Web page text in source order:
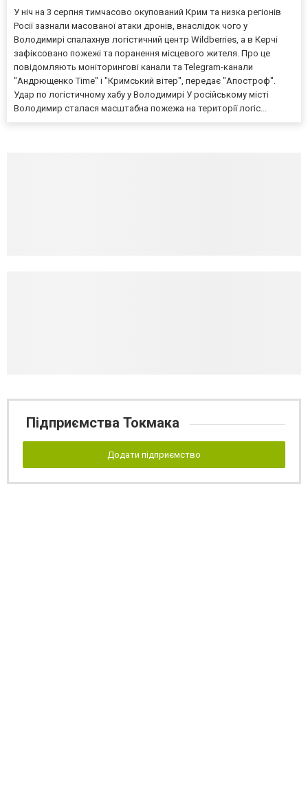
У ніч на 3 серпня тимчасово окупований Крим та низка регіонів
Росії зазнали масованої атаки дронів, внаслідок чого у
Володимирі спалахнув логістичний центр Wildberries, а в Керчі
зафіксовано пожежі та поранення місцевого жителя. Про це
повідомляють моніторингові канали та Telegram-канали
"Андрющенко Time" і "Кримський вітер", передає "Апостроф".
Удар по логістичному хабу у Володимирі У російському місті
Володимир сталася масштабна пожежа на території логіс...
Підприємства Токмака
Додати підприємство